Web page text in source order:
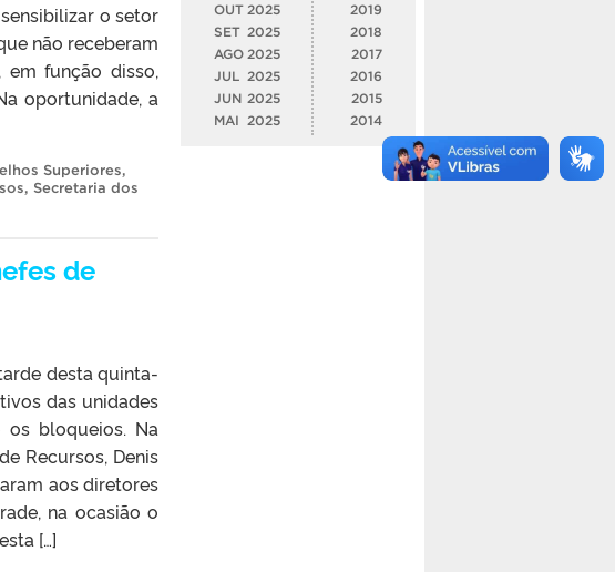
o setor
não receberam
função disso,
oportunidade, a
Superiores,
, Secretaria dos
de
desta quinta-
das unidades
bloqueios. Na
Recursos, Denis
aos diretores
na ocasião o
[…]
OUT 2025
SET 2025
AGO 2025
JUL
2025
JUN 2025
MAI
2025
2019
2018
2017
2016
2015
2014